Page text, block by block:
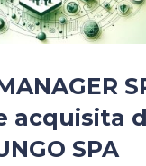
acquisita
SPA